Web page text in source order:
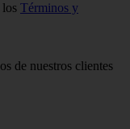
los Términos y
de nuestros clientes